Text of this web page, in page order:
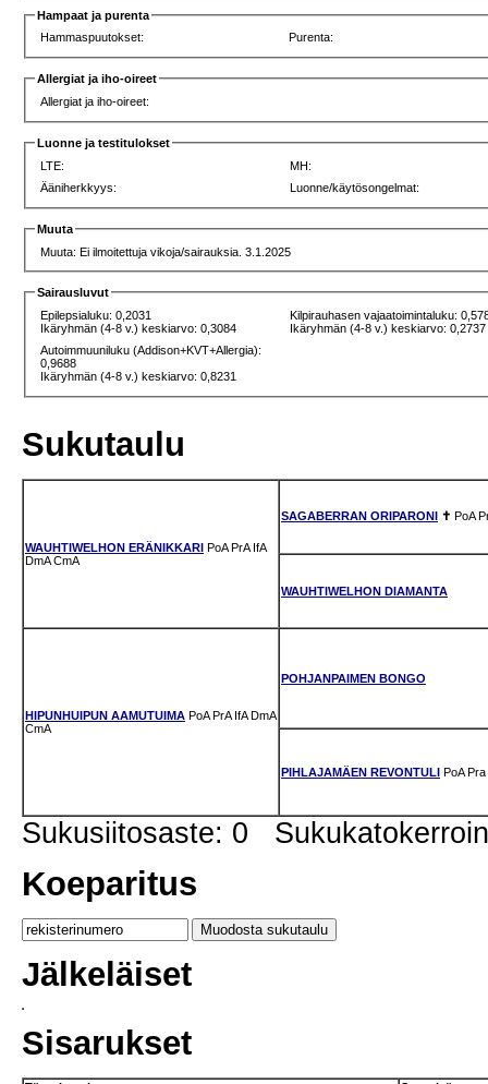
Hampaat ja purenta
Hammaspuutokset:
Purenta:
Allergiat ja iho-oireet
Allergiat ja iho-oireet:
Luonne ja testitulokset
LTE:
MH:
Ääniherkkyys:
Luonne/käytösongelmat:
Muuta
Muuta: Ei ilmoitettuja vikoja/sairauksia. 3.1.2025
Sairausluvut
Epilepsialuku: 0,2031
Ikäryhmän (4-8 v.) keskiarvo: 0,3084
Kilpirauhasen vajaatoimintaluku:
Ikäryhmän (4-8 v.) keskiarvo: 0,2737
Autoimmuuniluku (Addison+KVT+Allergia):
0,9688
Ikäryhmän (4-8 v.) keskiarvo: 0,8231
Sukutaulu
WAUHTIWELHON ERÄNIKKARI PoA PrA IfA
DmA CmA
SAGABERRAN ORIPARONI ✝ PoA
WAUHTIWELHON DIAMANTA
HIPUNHUIPUN AAMUTUIMA PoA PrA IfA DmA
CmA
POHJANPAIMEN BONGO
PIHLAJAMÄEN REVONTULI PoA Pra
Sukusiitosaste: 0
Koeparitus
Jälkeläiset
Sisarukset